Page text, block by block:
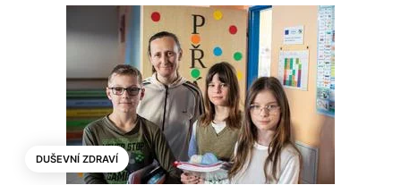
DUŠEVNÍ ZDRAVÍ